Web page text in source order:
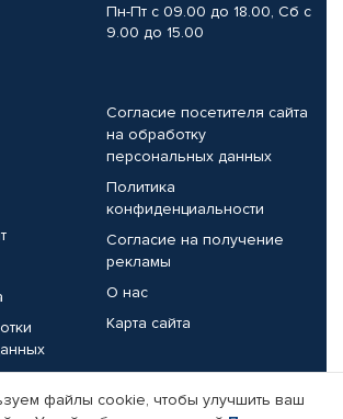
Пн-Пт с 09.00 до 18.00, Сб с
9.00 до 15.00
Согласие посетителя сайта
на обработку
персональных данных
Политика
конфиденциальности
Согласие на получение
рекламы
О нас
Карта сайта
файлы cookie, чтобы улучшить ваш